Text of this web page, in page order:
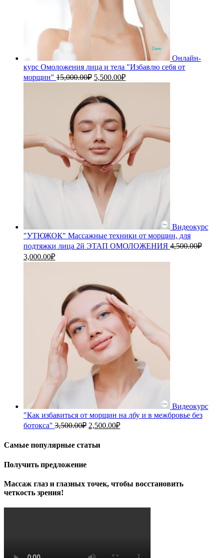
Онлайн-
курс Омоложения лица и тела "Избавлю себя от
морщин" 15,000.00₽ Первоначальная
цена
составляла
15,000.00₽.
5,500.00₽Текущая
цена:
Видеокурс
"УТЮЖОК" Массажные техники от морщин, для
подтяжки лица 2й ЭТАП ОМОЛОЖЕНИЯ 4,500.00₽
Первоначальная
цена
3,000.00₽Текущая
цена:
Видеокурс
"Как избавиться от морщин на лбу и в межбровье без
ботокса" 3,500.00₽ Первоначальная
2,500.00₽Текущая
Самые популярные статьи
Получить предложение
Массаж глаз и глазных точек, чтобы восстановить
четкость зрения!